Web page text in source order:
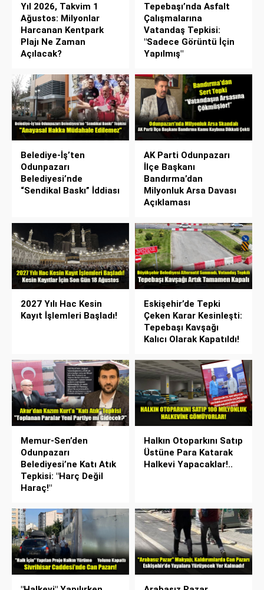
Yıl 2026, Takvim 1
Ağustos: Milyonlar
Harcanan Kentpark
Plajı Ne Zaman
Açılacak?
Tepebaşı’nda Asfalt
Çalışmalarına
Vatandaş Tepkisi:
"Sadece Görüntü İçin
Yapılmış"
Belediye-İş’ten
Odunpazarı
Belediyesi’nde
“Sendikal Baskı” İddiası
AK Parti Odunpazarı
İlçe Başkanı
Bandırma’dan
Milyonluk Arsa Davası
Açıklaması
2027 Yılı Hac Kesin
Kayıt İşlemleri Başladı!
Eskişehir’de Tepki
Çeken Karar Kesinleşti:
Tepebaşı Kavşağı
Kalıcı Olarak Kapatıldı!
Memur-Sen’den
Odunpazarı
Belediyesi’ne Katı Atık
Tepkisi: "Harç Değil
Haraç!"
Halkın Otoparkını Satıp
Üstüne Para Katarak
Halkevi Yapacaklar!..